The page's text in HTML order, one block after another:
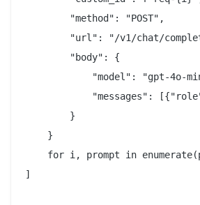
        "method": "POST",
"url": "/v1/chat/
        "body": {
"model": "gpt-4o-
"messages":
        }
    }
for i, prompt in
]